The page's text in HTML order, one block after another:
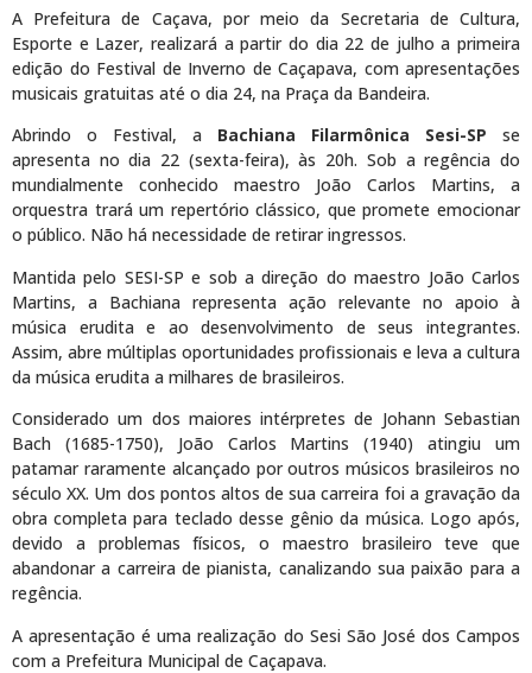
A Prefeitura de Caçava, por meio da Secretaria de Cultura,
Esporte e Lazer, realizará a partir do dia 22 de julho a primeira
edição do Festival de Inverno de Caçapava, com apresentações
musicais gratuitas até o dia 24, na Praça da Bandeira.
Abrindo o Festival, a Bachiana Filarmônica Sesi-SP se
apresenta no dia 22 (sexta-feira), às 20h. Sob a regência do
mundialmente conhecido maestro João Carlos Martins, a
orquestra trará um repertório clássico, que promete emocionar
o público. Não há necessidade de retirar ingressos.
Mantida pelo SESI-SP e sob a direção do maestro João Carlos
Martins, a Bachiana representa ação relevante no apoio à
música erudita e ao desenvolvimento de seus integrantes.
Assim, abre múltiplas oportunidades profissionais e leva a cultura
da música erudita a milhares de brasileiros.
Considerado um dos maiores intérpretes de Johann Sebastian
Bach (1685-1750), João Carlos Martins (1940) atingiu um
patamar raramente alcançado por outros músicos brasileiros no
século XX. Um dos pontos altos de sua carreira foi a gravação da
obra completa para teclado desse gênio da música. Logo após,
devido a problemas físicos, o maestro brasileiro teve que
abandonar a carreira de pianista, canalizando sua paixão para a
regência.
A apresentação é uma realização do Sesi São José dos Campos
com a Prefeitura Municipal de Caçapava.